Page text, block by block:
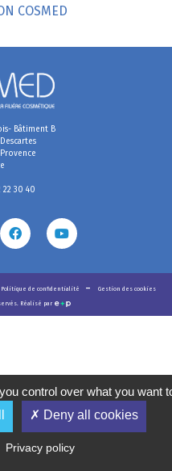
COSMED
Bâtiment B
22 30 40
Politique de confidentialité
Gestion des cookies
Réalisé par
control over what you want
✗ Deny all cookies
Privacy policy